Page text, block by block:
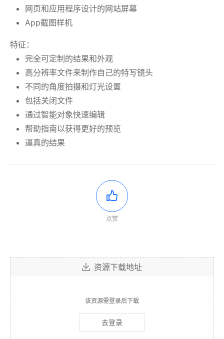
网页和应用程序设计的网站屏幕
App截图样机
特征：
完全可定制的结果和外观
高分辨率文件来制作自己的特写镜头
不同的角度拍摄和灯光设置
包括关闭文件
通过智能对象快速编辑
帮助指南以获得更好的预览
逼真的结果
点赞
资源下载地址
该资源需登录后下载
去登录